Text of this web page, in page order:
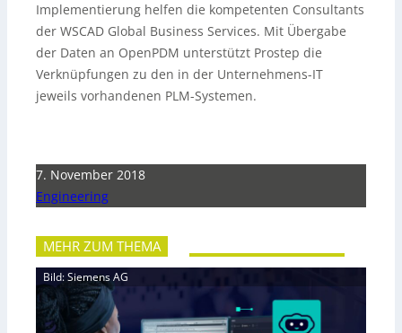
Implementierung helfen die kompetenten Consultants
der WSCAD Global Business Services. Mit Übergabe
der Daten an OpenPDM unterstützt Prostep die
Verknüpfungen zu den in der Unternehmens-IT
jeweils vorhandenen PLM-Systemen.
7. November 2018
Engineering
MEHR ZUM THEMA
Bild: Siemens AG